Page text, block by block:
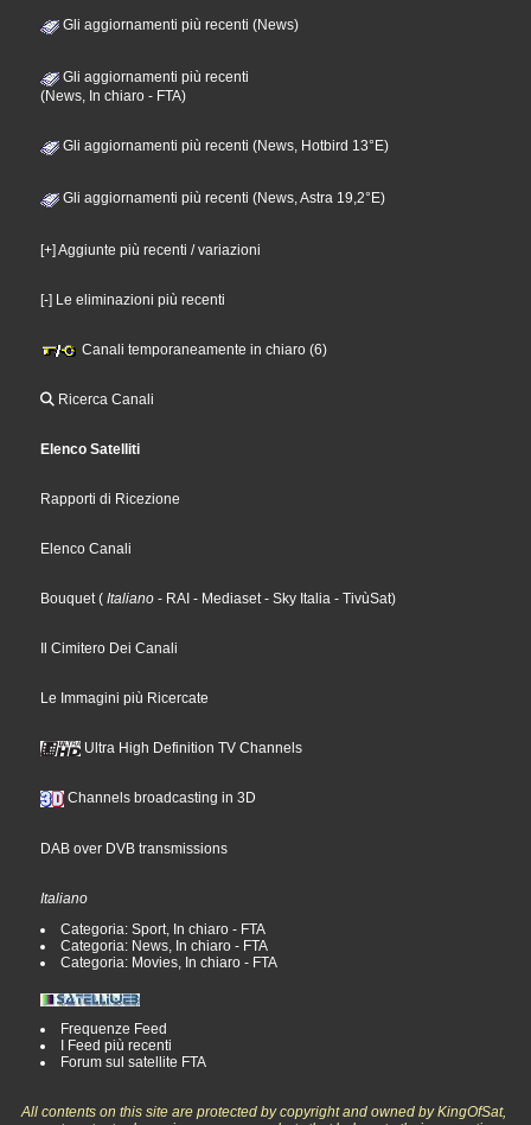
Gli aggiornamenti più recenti (News)
Gli aggiornamenti più recenti
(News, In chiaro - FTA)
Gli aggiornamenti più recenti (News, Hotbird 13°E)
Gli aggiornamenti più recenti (News, Astra 19,2°E)
[+] Aggiunte più recenti / variazioni
[-] Le eliminazioni più recenti
Canali temporaneamente in chiaro (6)
Ricerca Canali
Elenco Satelliti
Rapporti di Ricezione
Elenco Canali
Bouquet( Italiano - RAI - Mediaset- Sky Italia - TivùSat)
Il Cimitero Dei Canali
Le Immagini più Ricercate
Ultra High Definition TV Channels
Channels broadcasting in 3D
DAB over DVB transmissions
Italiano
Categoria: Sport, In chiaro - FTA
Categoria: News, In chiaro - FTA
Categoria: Movies, In chiaro - FTA
Frequenze Feed
I Feed più recenti
Forum sul satellite FTA
All contents on this site are protected by copyright and owned by KingOfSat,